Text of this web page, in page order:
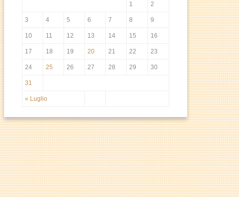
« Luglio
1 2
3 4 5 6 7 8 9
10 11 12 13 14 15 16
17 18 19 20 21 22 23
24 25 26 27 28 29 30
31